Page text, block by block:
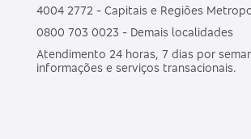
4004 2772 - Capitais e Regiões
0800 703 0023 - Demais localidades
Atendimento 24 horas, 7 dias por
informações e serviços transacionais.